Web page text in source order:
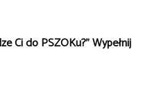
Ci do PSZOKu?” Wypełnij